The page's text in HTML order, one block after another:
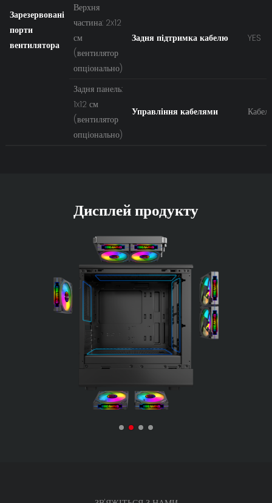
Зарезервовані
порти
вентилятора
Верхня
частина: 2x12
см
(вентилятор
опціонально)
Задня підтримка кабелю YES
Задня панель:
1x12 см
(вентилятор
опціонально)
Управління кабелями
Дисплей продукту